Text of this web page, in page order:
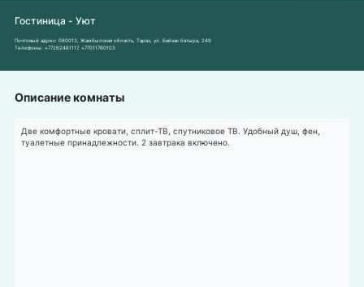
Гостиница - Уют
Почтовый адрес: 080013, Жамбылская область, Тараз, ул. Байзак батыра, 249
Телефоны: +77262461117, +77011760103
Описание комнаты